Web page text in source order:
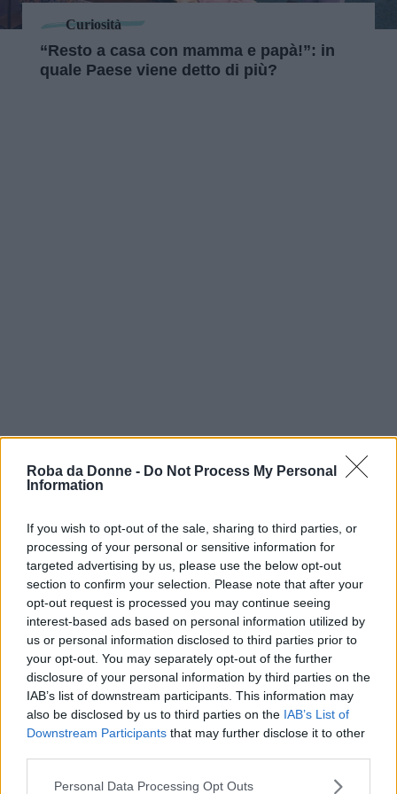
Roba da Donne - Do Not Process My Personal
Information
If you wish to opt-out of the sale, sharing to third parties, or
processing of your personal or sensitive information for
targeted advertising by us, please use the below opt-out
section to confirm your selection. Please note that after your
opt-out request is processed you may continue seeing
interest-based ads based on personal information utilized by
us or personal information disclosed to third parties prior to
your opt-out. You may separately opt-out of the further
disclosure of your personal information by third parties on the
IAB’s list of downstream participants. This information may
also be disclosed by us to third parties on the IAB’s List of
Downstream Participants that may further disclose it to other
Please note that this website/app uses one or more Google
Personal Data Processing Opt Outs
Curiosità
“Resto a casa con mamma e papà!”: in
quale Paese viene detto di più?